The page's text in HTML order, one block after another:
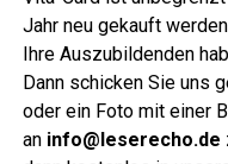
Jahr neu gekauft
Ihre Aus­zu­bil­den­den
Dann schi­cken Sie uns
oder ein Foto mit einer
aninfo@leserecho.de